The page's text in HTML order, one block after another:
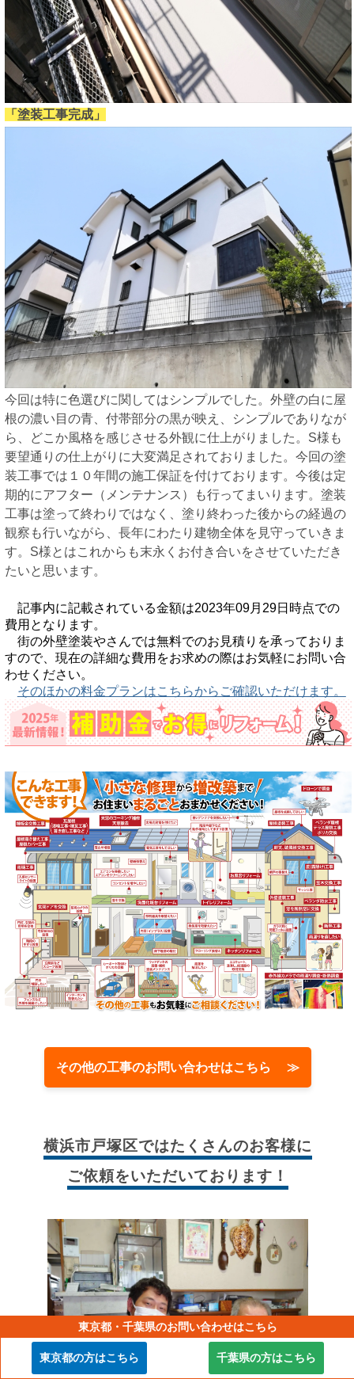
「塗装工事完成」
今回は特に色選びに関してはシンプルでした。外壁の白に屋
根の濃い目の青、付帯部分の黒が映え、シンプルでありなが
ら、どこか風格を感じさせる外観に仕上がりました。S様も
要望通りの仕上がりに大変満足されておりました。今回の塗
装工事では１０年間の施工保証を付けております。今後は定
期的にアフター（メンテナンス）も行ってまいります。塗装
工事は塗って終わりではなく、塗り終わった後からの経過の
観察も行いながら、長年にわたり建物全体を見守っていきま
す。S様とはこれからも末永くお付き合いをさせていただき
たいと思います。
記事内に記載されている金額は2023年09月29日時点での
費用となります。
街の外壁塗装やさんでは無料でのお見積りを承っておりま
すので、現在の詳細な費用をお求めの際はお気軽にお問い合
わせください。
そのほかの料金プランはこちらからご確認いただけます。
その他の工事のお問い合わせはこちら ≫
横浜市戸塚区ではたくさんのお客様に
ご依頼をいただいております！
東京都・千葉県のお問い合わせはこちら
東京都の方はこちら 千葉県の方はこちら